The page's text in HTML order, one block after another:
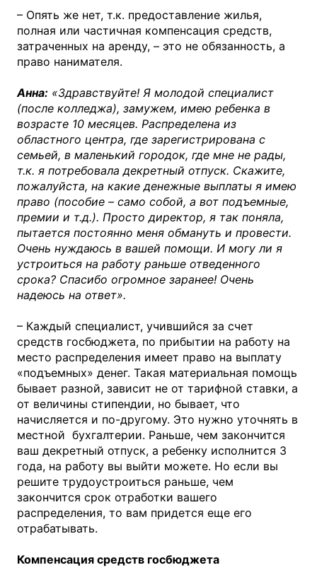
– Опять же нет, т.к. предоставление жилья,
полная или частичная компенсация средств,
затраченных на аренду, – это не обязанность, а
право нанимателя.
Анна: «Здравствуйте! Я молодой специалист
(после колледжа), замужем, имею ребенка в
возрасте 10 месяцев. Распределена из
областного центра, где зарегистрирована с
семьей, в маленький городок, где мне не рады,
т.к. я потребовала декретный отпуск. Скажите,
пожалуйста, на какие денежные выплаты я имею
право (пособие – само собой, а вот подъемные,
премии и т.д.). Просто директор, я так поняла,
пытается постоянно меня обмануть и провести.
Очень нуждаюсь в вашей помощи. И могу ли я
устроиться на работу раньше отведенного
срока? Спасибо огромное заранее! Очень
надеюсь на ответ».
– Каждый специалист, учившийся за счет
средств госбюджета, по прибытии на работу на
место распределения имеет право на выплату
«подъемных» денег. Такая материальная помощь
бывает разной, зависит не от тарифной ставки, а
от величины стипендии, но бывает, что
начисляется и по-другому. Это нужно уточнять в
местной бухгалтерии. Раньше, чем закончится
ваш декретный отпуск, а ребенку исполнится 3
года, на работу вы выйти можете. Но если вы
решите трудоустроиться раньше, чем
закончится срок отработки вашего
распределения, то вам придется еще его
отрабатывать.
Компенсация средств госбюджета